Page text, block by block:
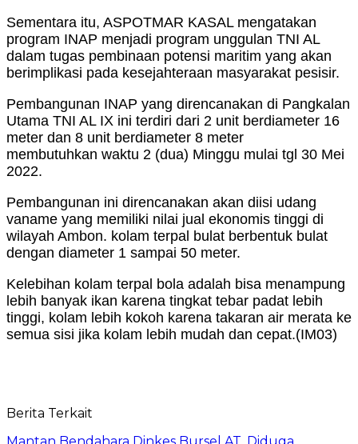
Sementara itu, ASPOTMAR KASAL mengatakan
program INAP menjadi program unggulan TNI AL
dalam tugas pembinaan potensi maritim yang akan
berimplikasi pada kesejahteraan masyarakat pesisir.
Pembangunan INAP yang direncanakan di Pangkalan
Utama TNI AL IX ini terdiri dari 2 unit berdiameter 16
meter dan 8 unit berdiameter 8 meter
membutuhkan waktu 2 (dua) Minggu mulai tgl 30 Mei
2022.
Pembangunan ini direncanakan akan diisi udang
vaname yang memiliki nilai jual ekonomis tinggi di
wilayah Ambon. kolam terpal bulat berbentuk bulat
dengan diameter 1 sampai 50 meter.
Kelebihan kolam terpal bola adalah bisa menampung
lebih banyak ikan karena tingkat tebar padat lebih
tinggi, kolam lebih kokoh karena takaran air merata ke
semua sisi jika kolam lebih mudah dan cepat.(IM03)
Berita Terkait